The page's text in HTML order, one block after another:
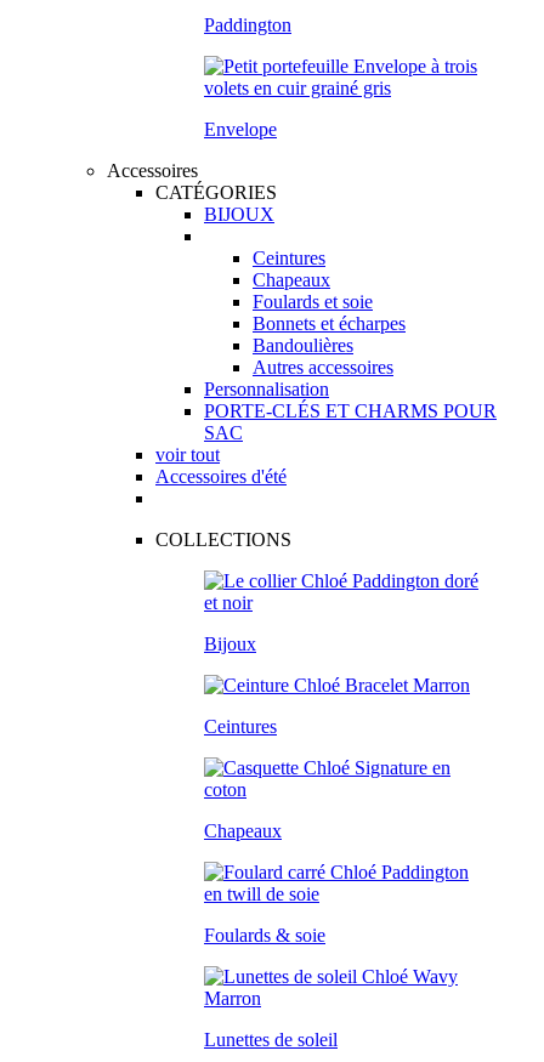
Paddington
Envelope
Accessoires
CATÉGORIES
BIJOUX
Ceintures
Chapeaux
Foulards et soie
Bonnets et écharpes
Bandoulières
Autres accessoires
Personnalisation
PORTE-CLÉS ET CHARMS POUR
SAC
voir tout
Accessoires d'été
COLLECTIONS
Bijoux
Ceintures
Chapeaux
Foulards & soie
Lunettes de soleil